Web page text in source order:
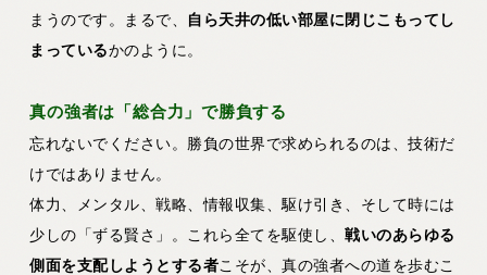
まうのです。まるで、
自ら天井の低い部屋に閉じこもってし
まっているかのように。
真の強者は「総合力」で勝負する
忘れないでください。勝負の世界で求められるのは、技術だ
けではありません。
体力、メンタル、戦略、情報収集、駆け引き、そして時には
少しの「ずる賢さ」。これら全てを駆使し、戦いのあらゆる
側面を支配しようとする者こそが、真の強者への道を歩むこ